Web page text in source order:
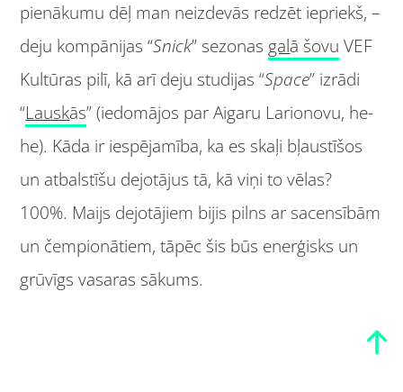
pienākumu dēļ man neizdevās redzēt iepriekš, –
deju kompānijas “Snick” sezonas galā šovu VEF
Kultūras pilī, kā arī deju studijas “Space” izrādi
“Lauskās” (iedomājos par Aigaru Larionovu, he-
he). Kāda ir iespējamība, ka es skaļi bļaustīšos
un atbalstīšu dejotājus tā, kā viņi to vēlas?
100%. Maijs dejotājiem bijis pilns ar sacensībām
un čempionātiem, tāpēc šis būs enerģisks un
grūvīgs vasaras sākums.